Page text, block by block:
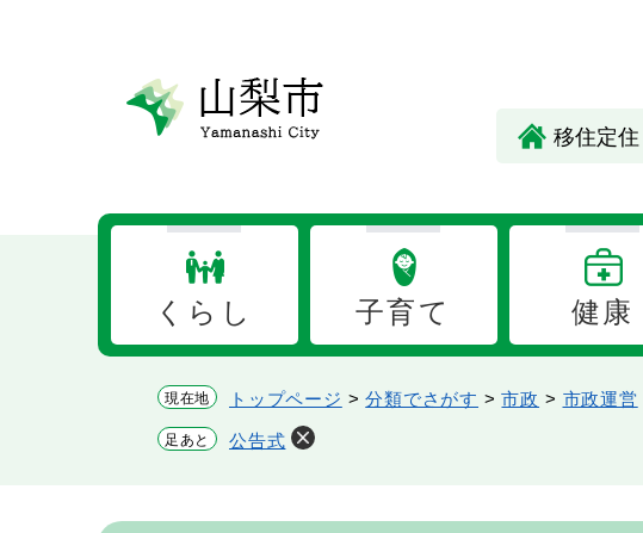
移住定住
くらし 子育て 健康
現在地 トップページ >分類でさがす >市政 > 市政運営
足あと 公告式